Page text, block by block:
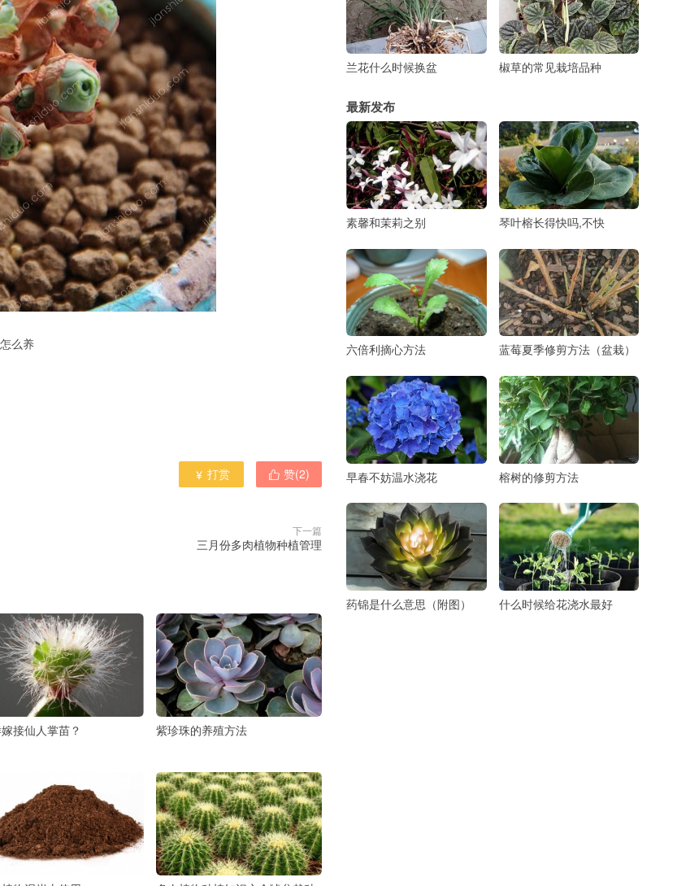
么养
 赞(2)
 打赏
下一篇
三月份多肉植物种植管理
接仙人掌苗？ 紫珍珠的养殖方法
兰花什么时候换盆 椒草的常见栽培品种
最新发布
素馨和茉莉之别 琴叶榕长得快吗,不快
六倍利摘心方法 蓝莓夏季修剪方法（盆栽）
早春不妨温水浇花 榕树的修剪方法
药锦是什么意思（附图） 什么时候给花浇水最好